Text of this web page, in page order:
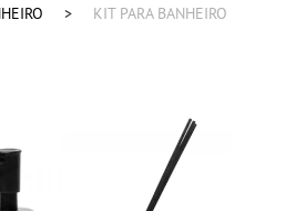
KIT PARA BANHEIRO